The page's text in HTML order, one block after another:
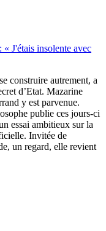
J'étais insolente avec
construire autrement, a
d’Etat. Mazarine
y est parvenue.
publie ces jours-ci
essai ambitieux sur la
Invitée de
un regard, elle revient